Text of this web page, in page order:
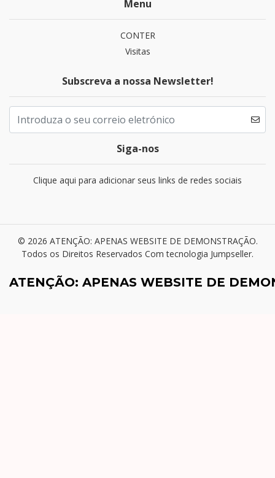
Menu
CONTER
Visitas
Subscreva a nossa Newsletter!
Siga-nos
Clique aqui para adicionar seus links de redes sociais
© 2026 ATENÇÃO: APENAS WEBSITE DE DEMONSTRAÇÃO.
Todos os Direitos Reservados Com tecnologia Jumpseller.
ATENÇÃO: APENAS WEBSITE DE